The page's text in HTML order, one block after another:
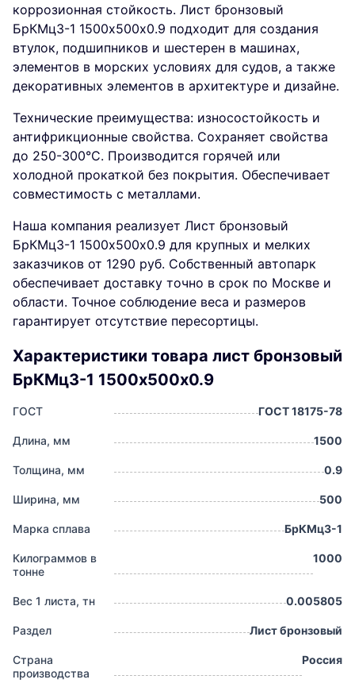
коррозионная стойкость. Лист бронзовый
БрКМц3-1 1500х500х0.9 подходит для создания
втулок, подшипников и шестерен в машинах,
элементов в морских условиях для судов, а также
декоративных элементов в архитектуре и дизайне.
Технические преимущества: износостойкость и
антифрикционные свойства. Сохраняет свойства
до 250-300°C. Производится горячей или
холодной прокаткой без покрытия. Обеспечивает
совместимость с металлами.
Наша компания реализует Лист бронзовый
БрКМц3-1 1500х500х0.9 для крупных и мелких
заказчиков от 1290 руб. Собственный автопарк
обеспечивает доставку точно в срок по Москве и
области. Точное соблюдение веса и размеров
гарантирует отсутствие пересортицы.
Характеристики товара лист бронзовый
БрКМц3-1 1500х500х0.9
ГОСТ ГОСТ 18175-78
Длина, мм 1500
Толщина, мм 0.9
Ширина, мм 500
Марка сплава БрКМц3-1
Килограммов в
тонне
1000
Вес 1 листа, тн 0.005805
Раздел Лист бронзовый
Страна
производства
Россия